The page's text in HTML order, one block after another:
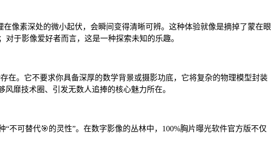
像素深处的微小起伏，会瞬间变得清晰可辨。这种体验就像是摘掉了蒙在眼
于影像爱好者而言，这是一种探索未知的乐趣。
在。它不要求你具备深厚的数学背景或摄影功底，它将复杂的物理模型封装
靡技术圈、引发无数人追捧的核心魅力所在。
不可替代🎯的灵性”。在数字影像的丛林中，100%胸片曝光软件官方版不仅